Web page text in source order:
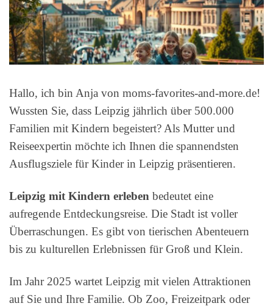
Hallo, ich bin Anja von moms-favorites-and-more.de!
Wussten Sie, dass Leipzig jährlich über 500.000
Familien mit Kindern begeistert? Als Mutter und
Reiseexpertin möchte ich Ihnen die spannendsten
Ausflugsziele für Kinder in Leipzig präsentieren.
Leipzig mit Kindern erleben bedeutet eine
aufregende Entdeckungsreise. Die Stadt ist voller
Überraschungen. Es gibt von tierischen Abenteuern
bis zu kulturellen Erlebnissen für Groß und Klein.
Im Jahr 2025 wartet Leipzig mit vielen Attraktionen
auf Sie und Ihre Familie. Ob Zoo, Freizeitpark oder